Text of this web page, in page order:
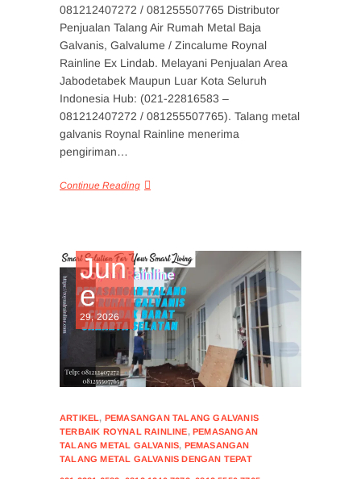
081212407272 / 081255507765 Distributor
Penjualan Talang Air Rumah Metal Baja
Galvanis, Galvalume / Zincalume Roynal
Rainline Ex Lindab. Melayani Penjualan Area
Jabodetabek Maupun Luar Kota Seluruh
Indonesia Hub: (021-22816583 –
081212407272 / 081255507765). Talang metal
galvanis Roynal Rainline menerima
pengiriman…
Continue Reading
Jun
e
29, 2026
ARTIKEL, PEMASANGAN TALANG GALVANIS
TERBAIK ROYNAL RAINLINE,PEMASANGAN
TALANG METAL GALVANIS, PEMASANGAN
TALANG METAL GALVANIS DENGAN TEPAT